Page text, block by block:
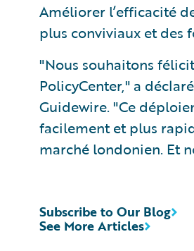
Améliorer l’efficacité
plus conviviaux et des
"Nous souhaitons
PolicyCenter," a
Guidewire. "Ce
facilement et plus
marché londonien. Et
See More Articles
Subscribe to Our Blog